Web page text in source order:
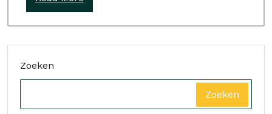
Zoeken
Zoeken